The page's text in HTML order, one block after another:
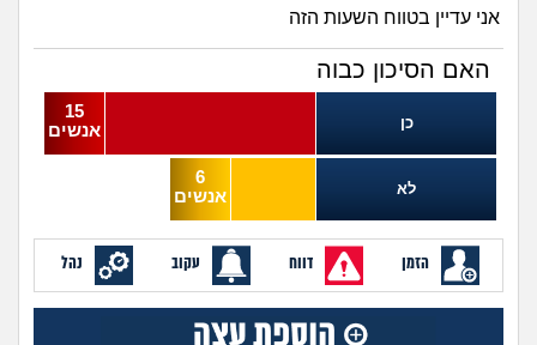
מתבגרים
מהבקו"ם... ועד מתי?!
לימודים וסטודנטים
עבודה וקריירה
חברים ואנשים
אני עדיין בטווח השעות הזה
האם הסיכון כבוה
כן
15
אנשים
לא
6
אנשים
הזמן דווח עקוב נהל